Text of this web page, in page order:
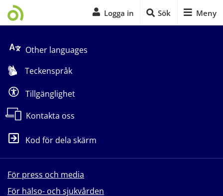
Logga in Sök Meny
Other languages
Teckenspråk
Tillgänglighet
Kontakta oss
Kod för dela skärm
För press och media
För hälso- och sjukvården